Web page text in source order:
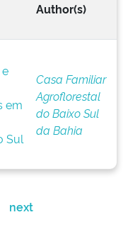
Author(s)
em
Sul
Casa Familiar
Agroflorestal
do Baixo Sul
da Bahia
next